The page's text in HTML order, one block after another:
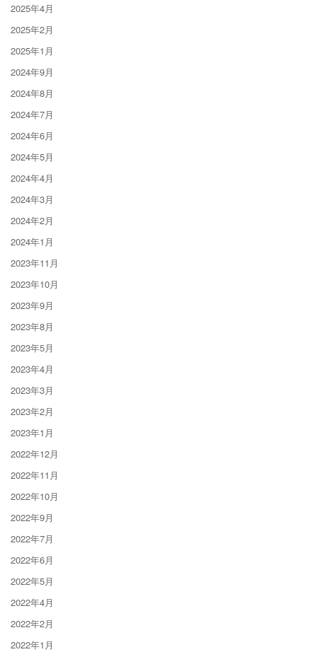
2025年4月
2025年2月
2025年1月
2024年9月
2024年8月
2024年7月
2024年6月
2024年5月
2024年4月
2024年3月
2024年2月
2024年1月
2023年11月
2023年10月
2023年9月
2023年8月
2023年5月
2023年4月
2023年3月
2023年2月
2023年1月
2022年12月
2022年11月
2022年10月
2022年9月
2022年7月
2022年6月
2022年5月
2022年4月
2022年2月
2022年1月